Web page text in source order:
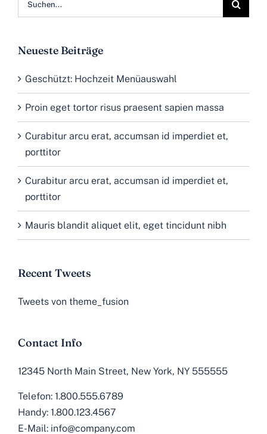
nach:
Neueste Beiträge
Geschützt: Hochzeit Menüauswahl
Proin eget tortor risus praesent sapien massa
Curabitur arcu erat, accumsan id imperdiet et,
porttitor
Curabitur arcu erat, accumsan id imperdiet et,
porttitor
Mauris blandit aliquet elit, eget tincidunt nibh
Recent Tweets
Tweets von theme_fusion
Contact Info
12345 North Main Street, New York, NY 555555
Telefon: 1.800.555.6789
Handy: 1.800.123.4567
E-Mail: info@company.com